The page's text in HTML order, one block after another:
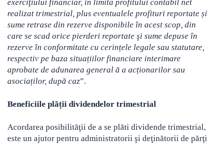
exerciţiului financiar, în limita profitului contabil net
realizat trimestrial, plus eventualele profituri reportate și
sume retrase din rezerve disponibile în acest scop, din
care se scad orice pierderi reportate şi sume depuse în
rezerve în conformitate cu cerințele legale sau statutare,
respectiv pe baza situațiilor financiare interimare
aprobate de adunarea general ă a acționarilor sau
asociaților, după caz”.
Beneficiile plății dividendelor trimestrial
Acordarea posibilităţii de a se plăti dividende trimestrial,
este un ajutor pentru administratorii şi deţinătorii de părţi